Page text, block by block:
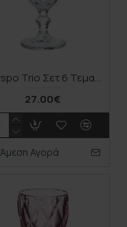
Cryspo Trio Σετ 6 Τεμαχίων Ποτήρι Νερού Κολωνάτο Διάφανο 320ml 52.705.53
27.00€
Άμεση Αγορά